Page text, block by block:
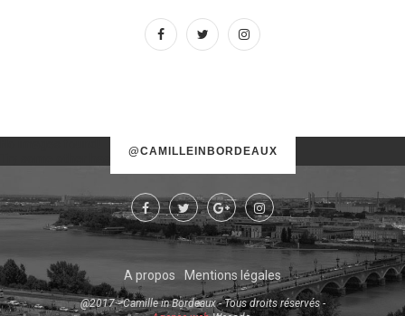
@CAMILLEINBORDEAUX
Try some other hashtag or username
A propos Mentions légales
@2017 - Camille in Bordeaux - Tous droits réservés -